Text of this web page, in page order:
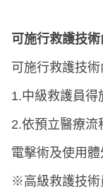
可施行救護技術
可施行救護技術
1.中級救護員得
2.依預立醫療流
電擊術及使用
※高級救護技術